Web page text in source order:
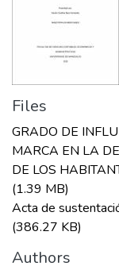
Files
GRADO DE
MARCA EN LA
DE LOS
(1.39 MB)
Acta de
(386.27 KB)
Authors